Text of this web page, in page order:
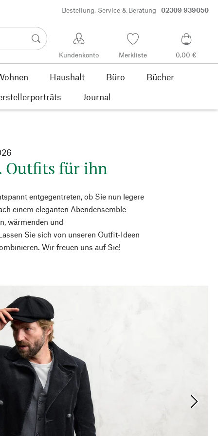
Bestellung, Service & Beratung 02309 939050
Kundenkonto Merkliste 0,00 €
Haushalt Büro
Bücher
Journal
Outfits für ihn
entgegentreten, ob Sie nun legere
einem eleganten Abendensemble
wärmenden und
Sie sich von unseren Outfit-Ideen
Wir freuen uns auf Sie!